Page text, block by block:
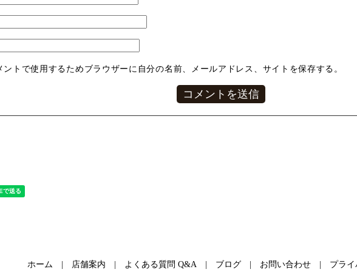
ントで使用するためブラウザーに自分の名前、メールアドレス、サイトを保存する。
ホーム 店舗案内 よくある質問 Q&A ブログ お問い合わせ プラ